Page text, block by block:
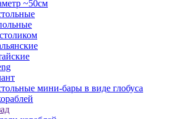
~50см
мини-бары в виде глобуса